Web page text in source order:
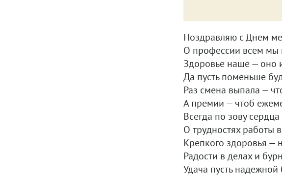
Поздравляю с Днем
О профессии всем мы
Здоровье наше — оно
Да пусть поменьше
Раз смена выпала —
А премии — чтоб
Всегда по зову
О трудностях работы
Крепкого здоровья —
Радости в делах и
Удача пусть